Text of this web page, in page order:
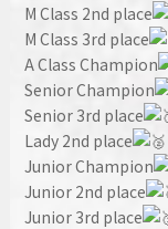
M Class 2nd place
M Class 3rd place
A Class Champion
Senior Champion
Senior 3rd place
Lady 2nd place
Junior Champion
Junior 2nd place
Junior 3rd place